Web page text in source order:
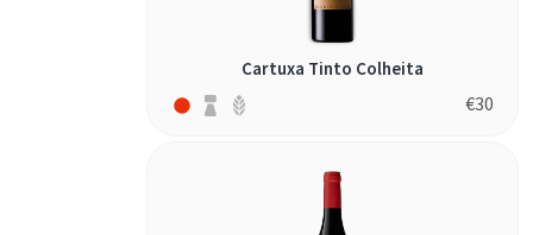
Cartuxa Tinto Colheita
€30